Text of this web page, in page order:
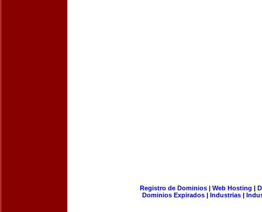
Registro de Dominios| Web Hosting |
Dominios Expirados | Industrias |